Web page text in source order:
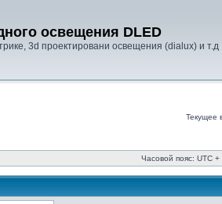
освещения DLED
3d проектировани освещения (dialux) и т.д
Текущее
Часовой пояс: UTC